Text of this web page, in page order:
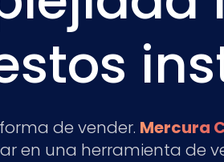
de vender. Mercura
en una herramienta de